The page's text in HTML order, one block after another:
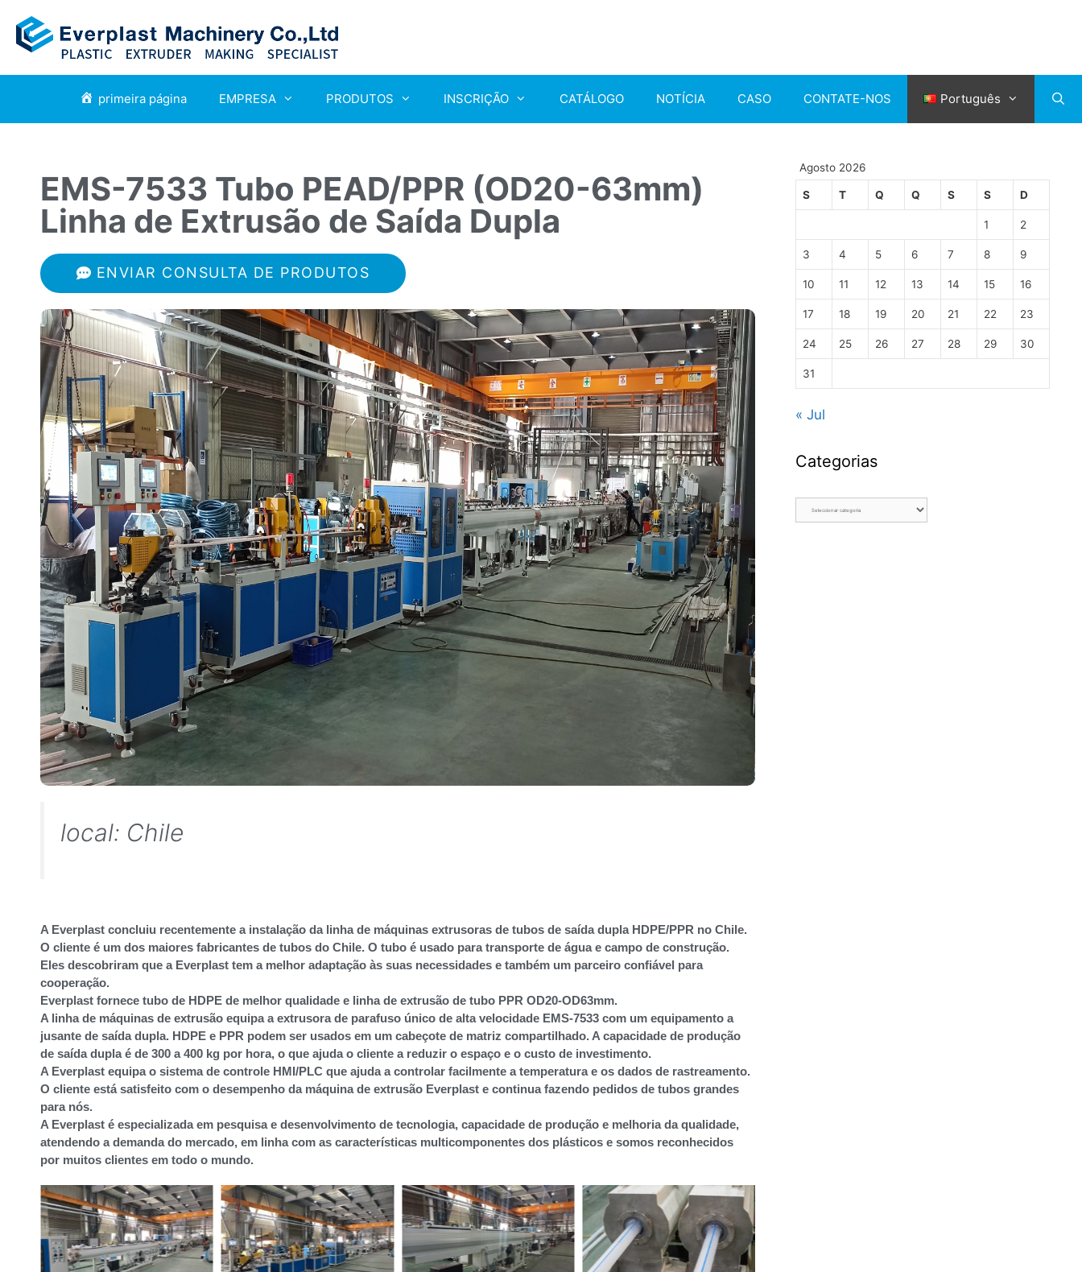
primeira página EMPRESA PRODUTOS INSCRIÇÃO CATÁLOGO NOTÍCIA CASO CONTATE-NOS Português
EMS-7533 Tubo PEAD/PPR (OD20-63mm)
Linha de Extrusão de Saída Dupla
ENVIAR CONSULTA DE PRODUTOS
local: Chile
A Everplast concluiu recentemente a instalação da linha de máquinas extrusoras de tubos de saída dupla HDPE/PPR no Chile.
O cliente é um dos maiores fabricantes de tubos do Chile. O tubo é usado para transporte de água e campo de construção.
Eles descobriram que a Everplast tem a melhor adaptação às suas necessidades e também um parceiro confiável para
cooperação.
Everplast fornece tubo de HDPE de melhor qualidade e linha de extrusão de tubo PPR OD20-OD63mm.
A linha de máquinas de extrusão equipa a extrusora de parafuso único de alta velocidade EMS-7533 com um equipamento a
jusante de saída dupla. HDPE e PPR podem ser usados ​​em um cabeçote de matriz compartilhado. A capacidade de produção
de saída dupla é de 300 a 400 kg por hora, o que ajuda o cliente a reduzir o espaço e o custo de investimento.
A Everplast equipa o sistema de controle HMI/PLC que ajuda a controlar facilmente a temperatura e os dados de rastreamento.
O cliente está satisfeito com o desempenho da máquina de extrusão Everplast e continua fazendo pedidos de tubos grandes
para nós.
A Everplast é especializada em pesquisa e desenvolvimento de tecnologia, capacidade de produção e melhoria da qualidade,
atendendo a demanda do mercado, em linha com as características multicomponentes dos plásticos e somos reconhecidos
por muitos clientes em todo o mundo.
Agosto 2026
S T Q Q S S D
1 2
3 4 5 6 7 8 9
10 11 12 13 14 15 16
17 18 19 20 21 22 23
24 25 26 27 28 29 30
31
« Jul
Categorias